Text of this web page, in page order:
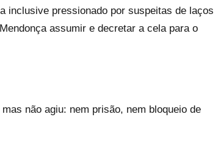
inclusive pressionado por suspeitas de laços
assumir e decretar a cela para o
não agiu: nem prisão, nem bloqueio de